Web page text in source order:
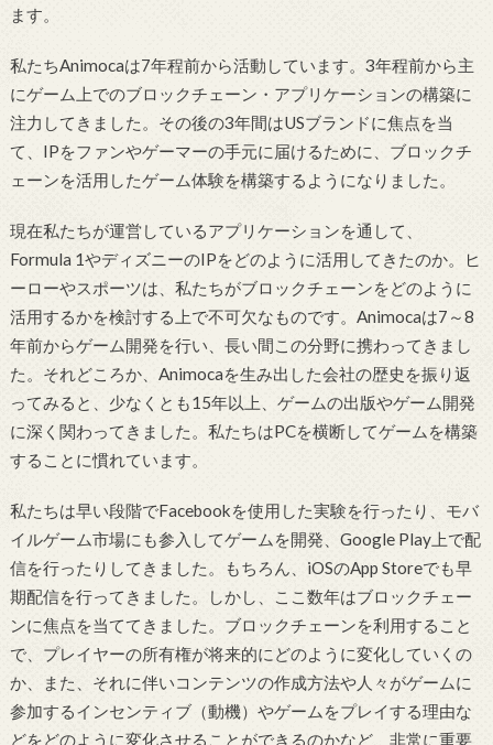
ます。
私たちAnimocaは7年程前から活動しています。3年程前から主
にゲーム上でのブロックチェーン・アプリケーションの構築に
注力してきました。その後の3年間はUSブランドに焦点を当
て、IPをファンやゲーマーの手元に届けるために、ブロックチ
ェーンを活用したゲーム体験を構築するようになりました。
現在私たちが運営しているアプリケーションを通して、
Formula 1やディズニーのIPをどのように活用してきたのか。ヒ
ーローやスポーツは、私たちがブロックチェーンをどのように
活用するかを検討する上で不可欠なものです。Animocaは7～8
年前からゲーム開発を行い、長い間この分野に携わってきまし
た。それどころか、Animocaを生み出した会社の歴史を振り返
ってみると、少なくとも15年以上、ゲームの出版やゲーム開発
に深く関わってきました。私たちはPCを横断してゲームを構築
することに慣れています。
私たちは早い段階でFacebookを使用した実験を行ったり、モバ
イルゲーム市場にも参入してゲームを開発、Google Play上で配
信を行ったりしてきました。もちろん、iOSのApp Storeでも早
期配信を行ってきました。しかし、ここ数年はブロックチェー
ンに焦点を当ててきました。ブロックチェーンを利用すること
で、プレイヤーの所有権が将来的にどのように変化していくの
か、また、それに伴いコンテンツの作成方法や人々がゲームに
参加するインセンティブ（動機）やゲームをプレイする理由な
どをどのように変化させることができるのかなど、非常に重要